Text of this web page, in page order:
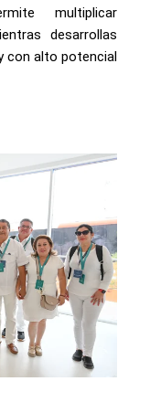
multiplicar
desarrollas
con alto potencial